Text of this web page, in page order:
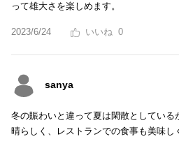
って雄大さを楽しめます。
2023/6/24 0
sanya
冬の賑わいと違って夏は閑散としてい
晴らしく、レストランでの食事も美味し